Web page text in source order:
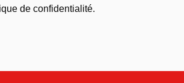
de confidentialité.